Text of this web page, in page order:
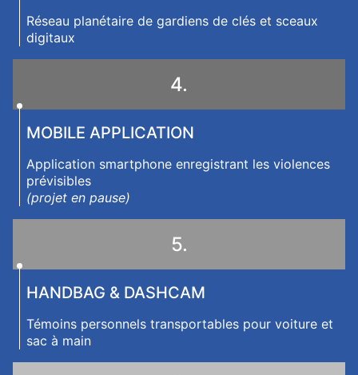
Réseau planétaire de gardiens de clés et sceaux
digitaux
4.
MOBILE APPLICATION
Application smartphone enregistrant les violences
prévisibles
(projet en pause)
5.
HANDBAG & DASHCAM
Témoins personnels transportables pour voiture et
sac à main